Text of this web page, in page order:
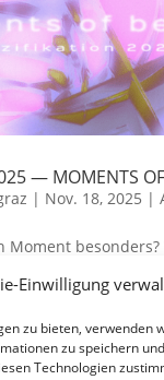
Einwilligung
zu bieten, verwenden
zu speichern
Technologien
— MOMENTS
| Nov. 18, 2025 |
Moment
den Begriff der
das Alltägliche
sich das Leben...